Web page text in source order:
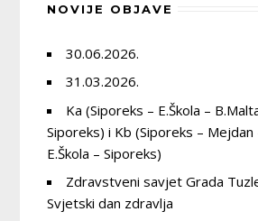
NOVIJE OBJAVE
30.06.2026.
31.03.2026.
Ka (Siporeks – E.Škola –
Siporeks) i Kb (Siporeks – Mejdan
E.Škola – Siporeks)
Zdravstveni savjet Grada
Svjetski dan zdravlja